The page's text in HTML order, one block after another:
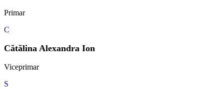
Primar
C
Cătălina Alexandra Ion
Viceprimar
S